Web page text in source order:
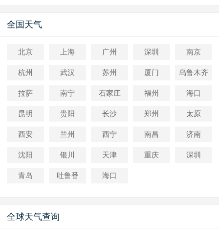
全国天气
北京 上海 广州 深圳 南京
杭州 武汉 苏州 厦门 乌鲁木齐
拉萨 南宁 石家庄 福州 海口
昆明 贵阳 长沙 郑州 太原
西安 兰州 西宁 南昌 济南
沈阳 银川 天津 重庆 深圳
青岛 吐鲁番 海口
全球天气查询